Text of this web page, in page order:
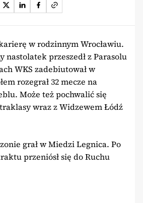
w rodzinnym Wrocławiu.
nastolatek przeszedł z Parasolu
WKS zadebiutował w
rozegrał 32 mecze na
Może też pochwalić się
wraz z Widzewem Łódź
grał w Miedzi Legnica. Po
przeniósł się do Ruchu